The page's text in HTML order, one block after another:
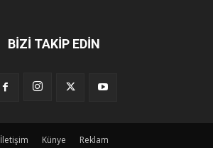
BİZİ TAKİP EDİN
İletişim Künye Reklam